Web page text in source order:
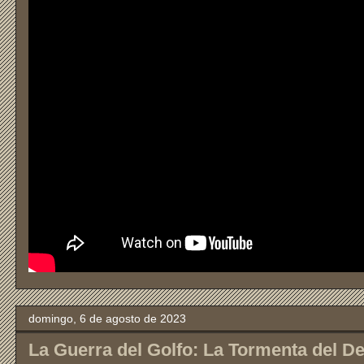
domingo, 6 de agosto de 2023
La Guerra del Golfo: La Tormenta del